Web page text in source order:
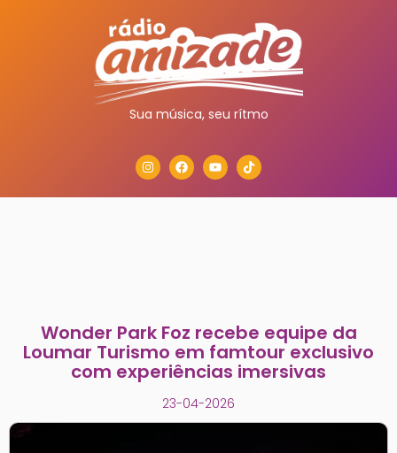
Sua música, seu rítmo
Wonder Park Foz recebe equipe da
Loumar Turismo em famtour exclusivo
com experiências imersivas
23-04-2026